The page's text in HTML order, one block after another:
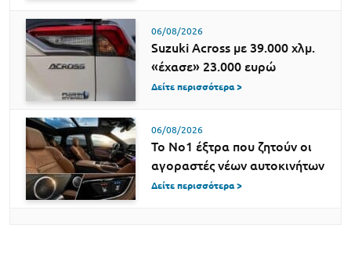
06/08/2026
Suzuki Across με 39.000 χλμ.
«έχασε» 23.000 ευρώ
Δείτε περισσότερα >
06/08/2026
Το Νο1 έξτρα που ζητούν οι
αγοραστές νέων αυτοκινήτων
Δείτε περισσότερα >